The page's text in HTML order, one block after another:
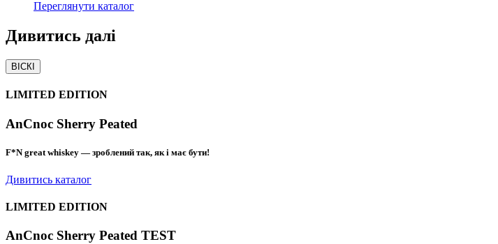
Переглянути каталог
Дивитись далі
ВІСКІ
LIMITED EDITION
AnCnoc Sherry Peated
F*N great whiskey — зроблений так, як і має бути!
Дивитись каталог
LIMITED EDITION
AnCnoc Sherry Peated TEST